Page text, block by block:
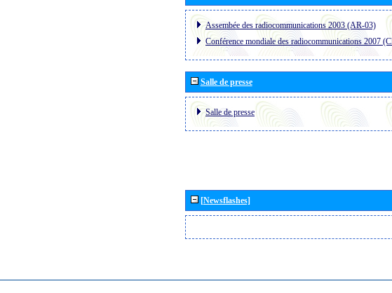
Assembée des radiocommunications 2003 (AR-03)
Conférence mondiale des radiocommunications 2007
Salle de presse
Salle de presse
[Newsflashes]